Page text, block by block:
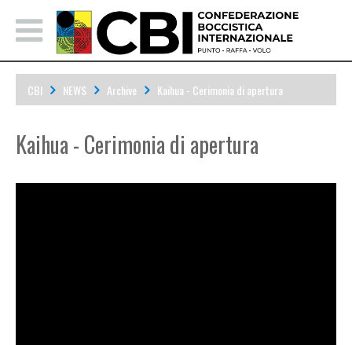
CBI NEWS Archive Kaihua - Cerimonia di apertura
Kaihua - Cerimonia di apertura